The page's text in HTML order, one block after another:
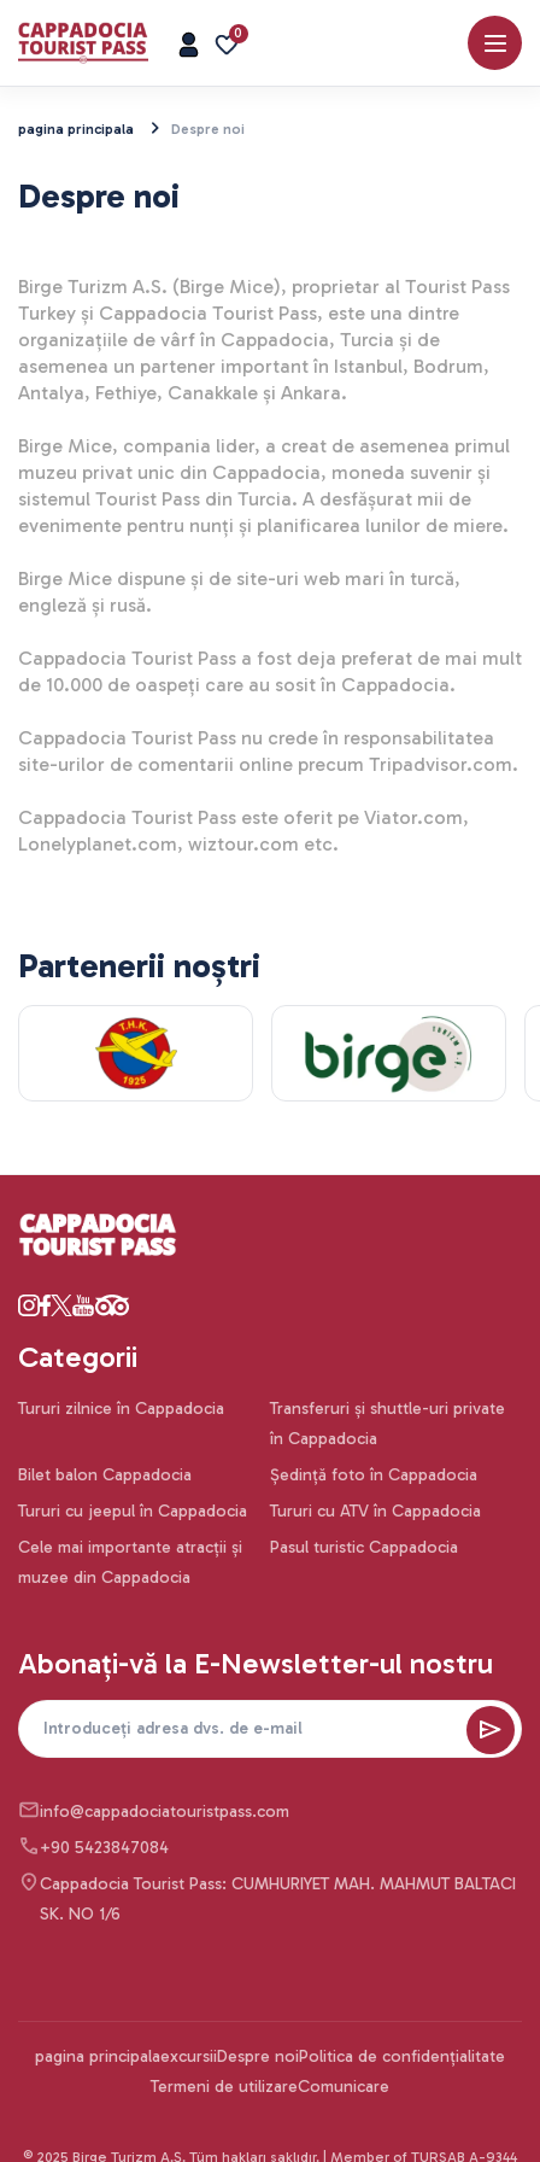
0
pagina principala Despre noi
Despre noi
Birge Turizm A.S. (Birge Mice), proprietar al Tourist Pass
Turkey și Cappadocia Tourist Pass, este una dintre
organizațiile de vârf în Cappadocia, Turcia și de
asemenea un partener important în Istanbul, Bodrum,
Antalya, Fethiye, Canakkale și Ankara.
Birge Mice, compania lider, a creat de asemenea primul
muzeu privat unic din Cappadocia, moneda suvenir și
sistemul Tourist Pass din Turcia. A desfășurat mii de
evenimente pentru nunți și planificarea lunilor de miere.
Birge Mice dispune și de site-uri web mari în turcă,
engleză și rusă.
Cappadocia Tourist Pass a fost deja preferat de mai mult
de 10.000 de oaspeți care au sosit în Cappadocia.
Cappadocia Tourist Pass nu crede în responsabilitatea
site-urilor de comentarii online precum Tripadvisor.com.
Cappadocia Tourist Pass este oferit pe Viator.com,
Lonelyplanet.com, wiztour.com etc.
Partenerii noștri
Categorii
Tururi zilnice în Cappadocia
Transferuri și shuttle-uri private
în Cappadocia
Bilet balon Cappadocia
Ședință foto în Cappadocia
Tururi cu jeepul în Cappadocia
Tururi cu ATV în Cappadocia
Cele mai importante atracții și
muzee din Cappadocia
Pasul turistic Cappadocia
Abonați-vă la E-Newsletter-ul nostru
info@cappadociatouristpass.com
+90 5423847084
Cappadocia Tourist Pass: CUMHURIYET MAH. MAHMUT BALTACI
SK. NO 1/6
pagina principalaexcursiiDespre noiPolitica de confidențialitate
Termeni de utilizareComunicare
© 2025 Birge Turizm A.Ş. Tüm hakları saklıdır. | Member of TURSAB A-9344